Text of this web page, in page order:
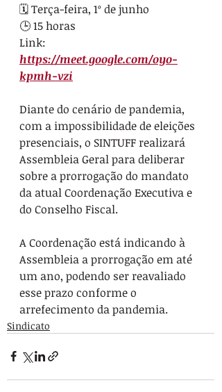
🗓️ Terça-feira, 1º de junho
🕒 15 horas
Link:
https://meet.google.com/oyo-
kpmh-vzi
Diante do cenário de pandemia,
com a impossibilidade de eleições
presenciais, o SINTUFF realizará
Assembleia Geral para deliberar
sobre a prorrogação do mandato
da atual Coordenação Executiva e
do Conselho Fiscal.
A Coordenação está indicando à
Assembleia a prorrogação em até
um ano, podendo ser reavaliado
esse prazo conforme o
arrefecimento da pandemia.
Sindicato